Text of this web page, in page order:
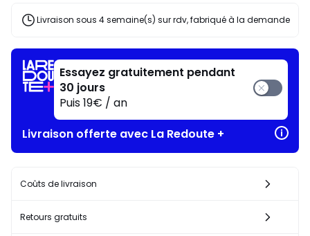
Livraison sous 4 semaine(s) sur rdv, fabriqué à la demande
Essayez gratuitement pendant
30 jours
Puis 19€ / an
Livraison offerte avec La Redoute +
Coûts de livraison
Retours gratuits